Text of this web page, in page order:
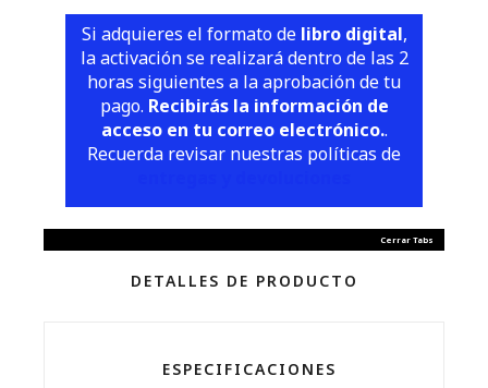
Si adquieres el formato de libro digital,
la activación se realizará dentro de las 2
horas siguientes a la aprobación de tu
pago. Recibirás la información de
acceso en tu correo electrónico..
Recuerda revisar nuestras políticas de
Cerrar Tabs
DETALLES DE PRODUCTO
ESPECIFICACIONES